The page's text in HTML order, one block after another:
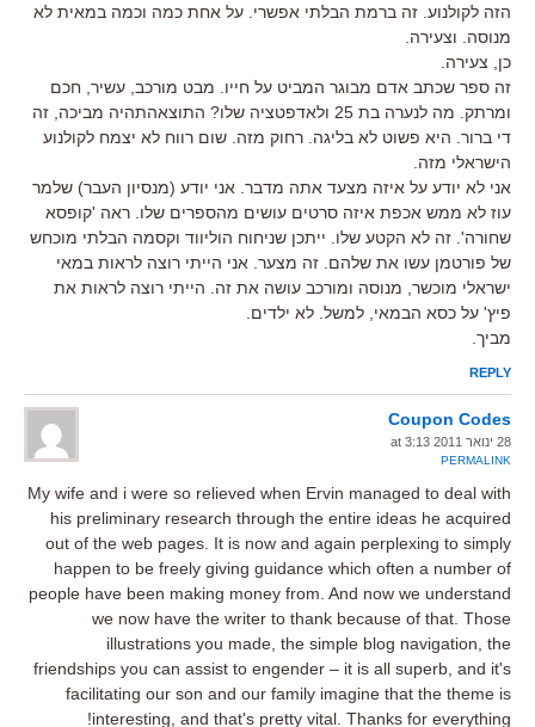
הזה לקולנוע. זה ברמת הבלתי אפשרי. על אחת כמה וכמה במאית לא
מנוסה. וצעירה.
כן, צעירה.
זה ספר שכתב אדם מבוגר המביט על חייו. מבט מורכב, עשיר, חכם
ומרתק. מה לנערה בת 25 ולאדפטציה שלו? התוצאהתהיה מביכה, זה
די ברור. היא פשוט לא בליגה. רחוק מזה. שום רווח לא יצמח לקולנוע
הישראלי מזה.
אני לא יודע על איזה מצעד אתה מדבר. אני יודע (מנסיון העבר) שלמר
עוז לא ממש אכפת איזה סרטים עושים מהספרים שלו. ראה 'קופסא
שחורה'. זה לא הקטע שלו. ייתכן שניחוח הוליווד וקסמה הבלתי מוכחש
של פורטמן עשו את שלהם. זה מצער. אני הייתי רוצה לראות במאי
ישראלי מוכשר, מנוסה ומורכב עושה את זה. הייתי רוצה לראות את
פיץ' על כסא הבמאי, למשל. לא ילדים.
מביך.
REPLY
Coupon Codes
28 ינואר 2011 at 3:13
PERMALINK
My wife and i were so relieved when Ervin managed to deal with
his preliminary research through the entire ideas he acquired
out of the web pages. It is now and again perplexing to simply
happen to be freely giving guidance which often a number of
people have been making money from. And now we understand
we now have the writer to thank because of that. Those
illustrations you made, the simple blog navigation, the
friendships you can assist to engender – it is all superb, and it's
facilitating our son and our family imagine that the theme is
interesting, and that's pretty vital. Thanks for everything!